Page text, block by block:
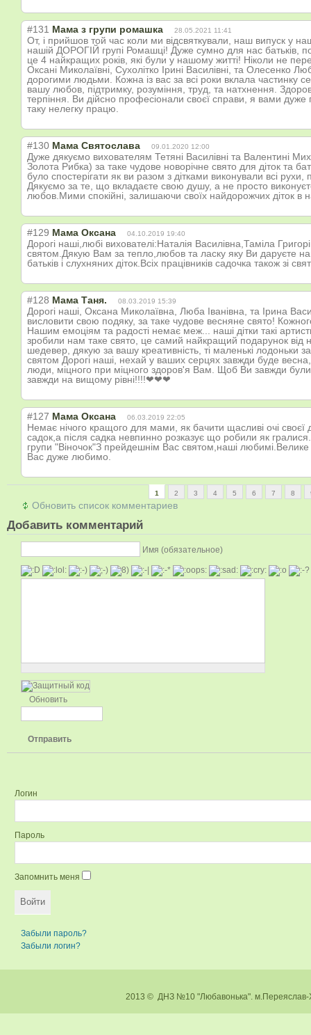
#131 Мама з групи ромашка 28.05.2021 11:41
От, і прийшов той час коли ми відсвяткували, наш випуск у
нашій ДОРОГІЙ групі Ромашці! Дуже сумно для нас батьків,
це 4 найкращих років, які були у нашому житті! Ніколи не
Оксані Миколаївні, Сухолітко Ірині Василівні, та Олесенко
дорогими людьми. Кожна із вас за всі роки вклала
вашу любов, підтримку, розуміння, труд, та натхнення.
терпіння. Ви дійсно професіонали своєї справи, я вами
таку нелегку працю.
#130 Мама Святослава 09.01.2020 12:00
Дуже дякуємо вихователям Тетяні Василівні та Валентині
Золота Рибка) за таке чудове новорічне свято для діток та
було спостерігати як ви разом з дітками виконували всі
Дякуємо за те, що вкладаєте свою душу, а не просто
любов.Мими спокійні, залишаючи своїх найдорожчих діток в
#129 Мама Оксана 04.10.2019 19:40
Дорогі наші,любі вихователі:Наталія Василівна,Таміла
святом.Дякую Вам за тепло,любов та ласку яку Ви даруєте
батьків і слухняних діток.Всіх працівників садочка також зі
#128 Мама Таня. 08.03.2019 15:39
Дорогі наші, Оксана Миколаївна, Люба Іванівна, та Ірина
висловити свою подяку, за таке чудове весняне свято!
Нашим емоціям та радості немає меж... наші дітки такі
зробили нам таке свято, це самий найкращий подарунок від
шедевер, дякую за вашу креативність, ті маленькі
святом Дорогі наші, нехай у ваших серцях завжди буде
люди, міцного при міцного здоров'я Вам. Щоб Ви завжди
завжди на вищому рівні!!!!❤❤❤
#127 Мама Оксана 06.03.2019 22:05
Немає нічого кращого для мами, як бачити щасливі очі
садок,а після садка невпинно розказує що робили як
групи "Віночок"З прейдешнім Вас святом,наші любимі.Велике
Вас дуже любимо.
1 2 3 4 5 6 7 8
Обновить список комментариев
Добавить комментарий
Имя (обязательное)
Обновить
Отправить
Логин
Пароль
Запомнить меня
Забыли пароль?
Забыли логин?
2013 © ДНЗ №10 "Любавонька".